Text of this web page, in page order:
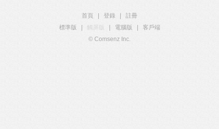
首頁 登錄
註冊
標準版
觸屏版 電腦版
客戶端
© Comsenz Inc.